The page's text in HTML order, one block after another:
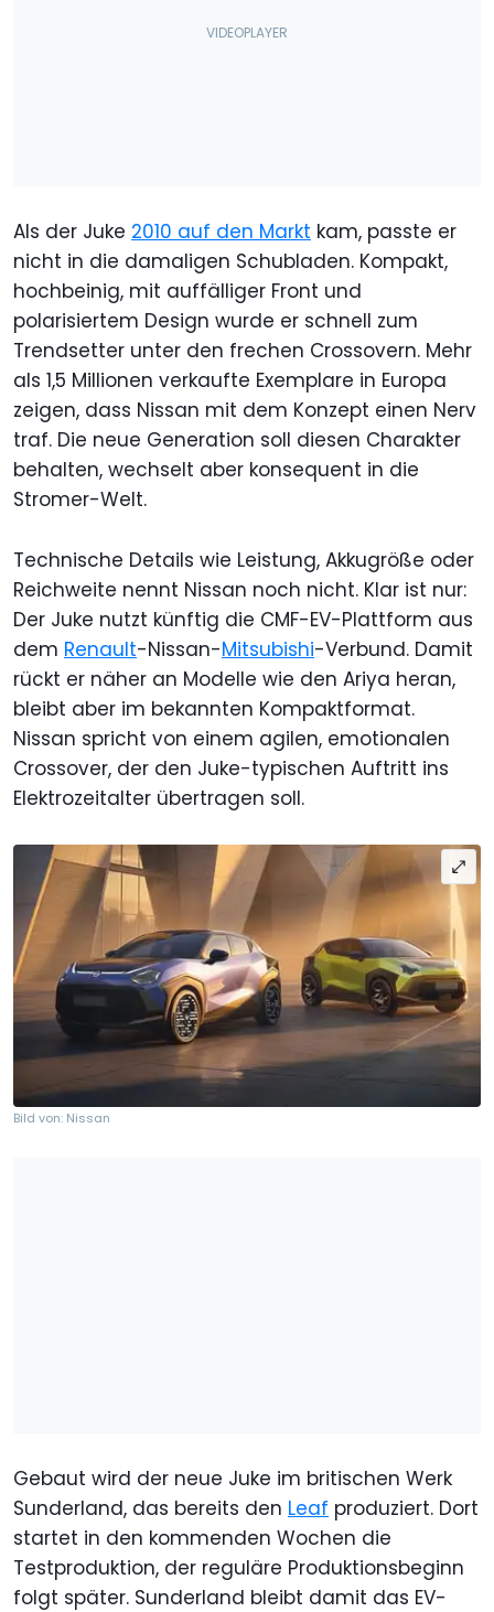
Als der Juke 2010 auf den Markt kam, passte er
nicht in die damaligen Schubladen. Kompakt,
hochbeinig, mit auffälliger Front und
polarisiertem Design wurde er schnell zum
Trendsetter unter den frechen Crossovern. Mehr
als 1,5 Millionen verkaufte Exemplare in Europa
zeigen, dass Nissan mit dem Konzept einen Nerv
traf. Die neue Generation soll diesen Charakter
behalten, wechselt aber konsequent in die
Stromer-Welt.
Technische Details wie Leistung, Akkugröße oder
Reichweite nennt Nissan noch nicht. Klar ist nur:
Der Juke nutzt künftig die CMF-EV-Plattform aus
dem Renault-Nissan-Mitsubishi-Verbund. Damit
rückt er näher an Modelle wie den Ariya heran,
bleibt aber im bekannten Kompaktformat.
Nissan spricht von einem agilen, emotionalen
Crossover, der den Juke-typischen Auftritt ins
Elektrozeitalter übertragen soll.
Bild von: Nissan
Gebaut wird der neue Juke im britischen Werk
Sunderland, das bereits den Leaf produziert. Dort
startet in den kommenden Wochen die
Testproduktion, der reguläre Produktionsbeginn
folgt später. Sunderland bleibt damit das EV-